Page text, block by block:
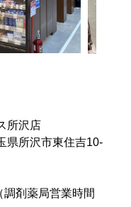
沢店
県所沢市東住吉10‐
調剤薬局営業時間